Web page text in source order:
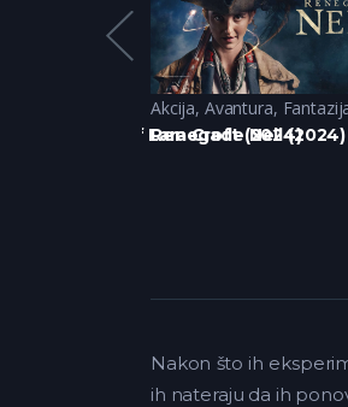
The Legend of Lara Croft (2024)
Akcija, Avantura,
Renegade Nell (2024)
Nakon što ih
ih nateraju da ih